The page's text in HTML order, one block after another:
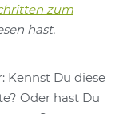
zum
hast.
Kennst Du diese
Oder hast Du